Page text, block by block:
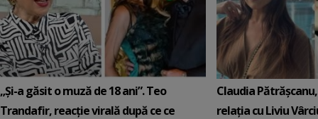
„Și-a găsit o muză de 18 ani”. Teo
Trandafir, reacție virală după ce ce
Claudia
relația cu Liviu